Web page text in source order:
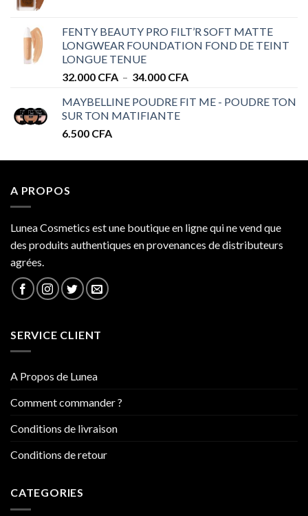
28.000 CFA
à
FENTY BEAUTY PRO FILT’R SOFT MATTE
LONGWEAR FOUNDATION FOND DE TEINT
LONGUE TENUE
32.000 CFA – 34.000 CFAPlage
prix :
MAYBELLINE POUDRE FIT ME - POUDRE TON
SUR TON MATIFIANTE
6.500 CFA
A PROPOS
Lunea Cosmetics est une boutique en ligne qui ne vend que
des produits authentiques en provenances de distributeurs
agrées.
SERVICE CLIENT
A Propos de Lunea
Comment commander ?
Conditions de livraison
Conditions de retour
CATEGORIES